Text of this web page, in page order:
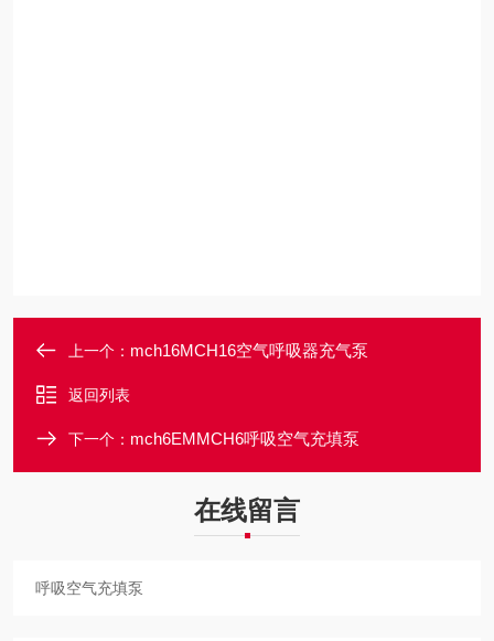
上一个： mch16MCH16空气呼吸器充气泵
返回列表
下一个： mch6EMMCH6呼吸空气充填泵
在线留言